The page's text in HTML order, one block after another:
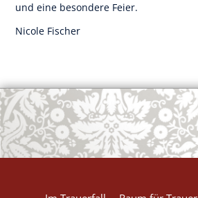
und eine besondere Feier.
Nicole Fischer